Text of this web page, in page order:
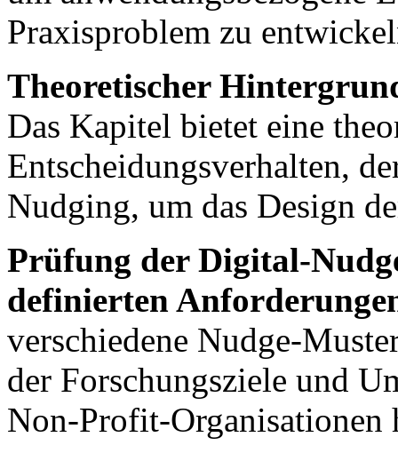
Praxisproblem zu
Theoretischer
Das Kapitel bietet eine
Entscheidungsverhalten,
Nudging, um das Design
Prüfung der Digital-
definierten
verschiedene Nudge-
der Forschungsziele und
Non-Profit-Organisationen